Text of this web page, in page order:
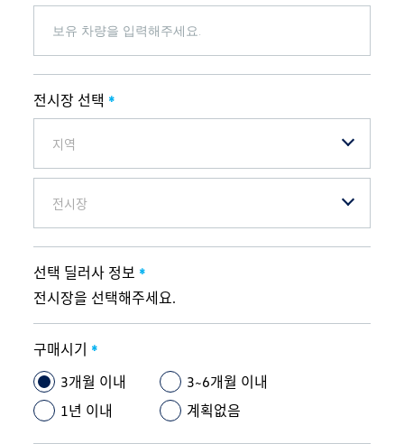
전시장 선택 *
지역
전시장
선택 딜러사 정보 *
전시장을 선택해주세요.
구매시기 *
3개월 이내
3~6개월 이내
1년 이내
계획없음